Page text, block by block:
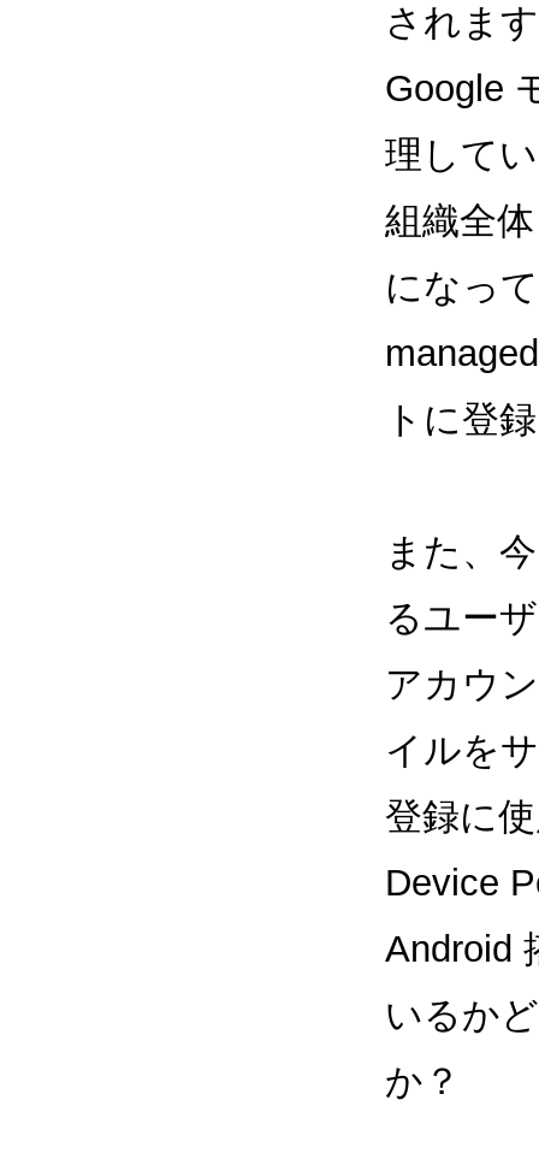
されま
Google
理して
組織全
になっ
トに登
また、
るユー
アカウ
イルを
登録に
Device
Android
いるか
か？